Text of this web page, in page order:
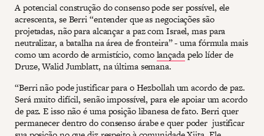
A potencial construção do consenso pode ser possível, ele
acrescenta, se Berri “entender que as negociações são
projetadas, não para alcançar a paz com Israel, mas para
neutralizar, a batalha na área de fronteira” - uma fórmula mais
como um acordo de armistício, comolançadapelo líder de
Druze, Walid Jumblatt, na última semana.
“Berri não pode justificar para o Hezbollah um acordo de paz.
Será muito difícil, senão impossível, para ele apoiar um acordo
de paz. E isso não é uma posição libanesa de fato. Berri quer
permanecer dentro do consenso árabe e quer poder justificar